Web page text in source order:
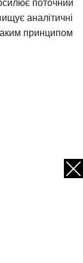
аналітичні
принципом